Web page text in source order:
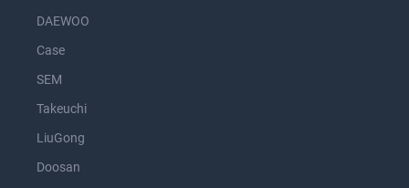
DAEWOO
Case
SEM
Takeuchi
LiuGong
Doosan